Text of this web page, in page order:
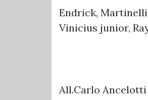
Endrick,
Vinicius junior,
All.Carlo Ancelotti